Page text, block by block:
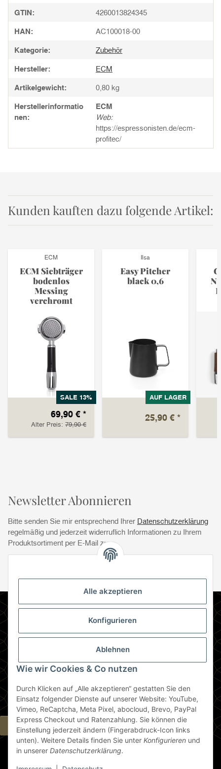
Alle akzeptieren
Konfigurieren
Ablehnen
Wie wir Cookies & Co nutzen
Durch Klicken auf „Alle akzeptieren“ gestatten Sie den
Einsatz folgender Dienste auf unserer Website: YouTube,
Vimeo, ReCaptcha, Meta Pixel, abocloud, Brevo, PayPal
Express Checkout und Ratenzahlung. Sie können die
Einstellung jederzeit ändern (Fingerabdruck-Icon links
unten). Weitere Details finden Sie unter Konfigurieren und
in unserer Datenschutzerklärung.
GTIN: 4260013824345
HAN: AC100018-00
Kategorie: Zubehör
Hersteller: ECM
Artikelgewicht: 0,80 kg
Herstellerinformatio
nen:
ECM
Web:
https://espressonisten.de/ecm-
profitec/
Kunden kauften dazu folgende Artikel:
ECM
ECM Siebträger
bodenlos
Messing
verchromt
SALE 13%
69,90 € *
Alter Preis: 79,90 €
Ilsa
Easy Pitcher
black 0,6
AUF LAGER
25,90 € *
Newsletter Abonnieren
Bitte senden Sie mir entsprechend Ihrer Datenschutzerklärung
regelmäßig und jederzeit widerruflich Informationen zu Ihrem
Produktsortiment per E-Mail zu.
Newsletter Abonnieren
Gesetzliche Informationen
Zahlungsmethoden
Berlin
Widerrufsbutton